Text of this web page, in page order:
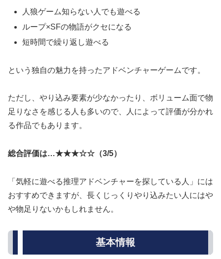
人狼ゲーム知らない人でも遊べる
ループ×SFの物語がクセになる
短時間で繰り返し遊べる
という独自の魅力を持ったアドベンチャーゲームです。
ただし、やり込み要素が少なかったり、ボリューム面で物
足りなさを感じる人も多いので、人によって評価が分かれ
る作品でもあります。
総合評価は…★★★☆☆（3/5）
「気軽に遊べる推理アドベンチャーを探している人」には
おすすめできますが、長くじっくりやり込みたい人にはや
や物足りないかもしれません。
基本情報